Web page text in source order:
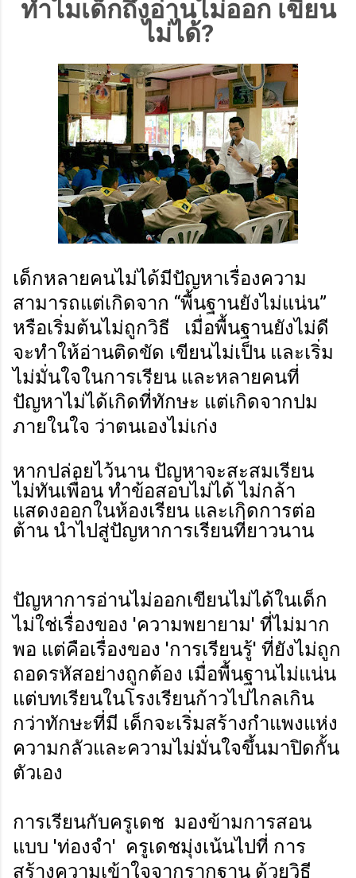
ทำไมเด็กถึงอ่านไม่ออก เขียน
ไม่ได้?
เด็กหลายคนไม่ได้มีปัญหาเรื่องความ
สามารถแต่เกิดจาก “พื้นฐานยังไม่แน่น”
หรือเริ่มต้นไม่ถูกวิธี เมื่อพื้นฐานยังไม่ดี
จะทำให้อ่านติดขัด เขียนไม่เป็น และเริ่ม
ไม่มั่นใจในการเรียน และหลายคนที่
ปัญหาไม่ได้เกิดที่ทักษะ แต่เกิดจากปม
ภายในใจ ว่าตนเองไม่เก่ง
หากปล่อยไว้นาน ปัญหาจะสะสมเรียน
ไม่ทันเพื่อน ทำข้อสอบไม่ได้ ไม่กล้า
แสดงออกในห้องเรียน และเกิดการต่อ
ต้าน นำไปสู่ปัญหาการเรียนที่ยาวนาน
ปัญหาการอ่านไม่ออกเขียนไม่ได้ในเด็ก
ไม่ใช่เรื่องของ 'ความพยายาม' ที่ไม่มาก
พอ แต่คือเรื่องของ 'การเรียนรู้' ที่ยังไม่ถูก
ถอดรหัสอย่างถูกต้อง เมื่อพื้นฐานไม่แน่น
แต่บทเรียนในโรงเรียนก้าวไปไกลเกิน
กว่าทักษะที่มี เด็กจะเริ่มสร้างกำแพงแห่ง
ความกลัวและความไม่มั่นใจขึ้นมาปิดกั้น
ตัวเอง
การเรียนกับครูเดช มองข้ามการสอน
แบบ 'ท่องจำ' ครูเดชมุ่งเน้นไปที่ การ
สร้างความเข้าใจจากรากฐาน ด้วยวิธี